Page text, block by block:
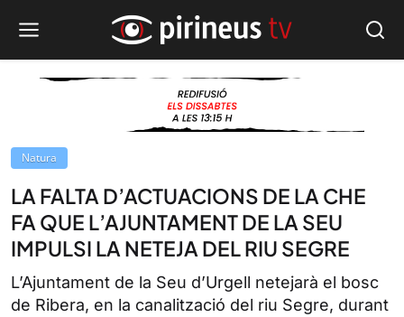
Natura
LA FALTA D’ACTUACIONS DE LA CHE
FA QUE L’AJUNTAMENT DE LA SEU
IMPULSI LA NETEJA DEL RIU SEGRE
L’Ajuntament de la Seu d’Urgell netejarà el bosc
de Ribera, en la canalització del riu Segre, durant